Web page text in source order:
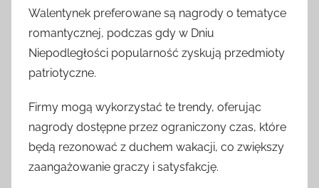
Walentynek preferowane są nagrody o tematyce
romantycznej, podczas gdy w Dniu
Niepodległości popularność zyskują przedmioty
patriotyczne.
Firmy mogą wykorzystać te trendy, oferując
nagrody dostępne przez ograniczony czas, które
będą rezonować z duchem wakacji, co zwiększy
zaangażowanie graczy i satysfakcję.